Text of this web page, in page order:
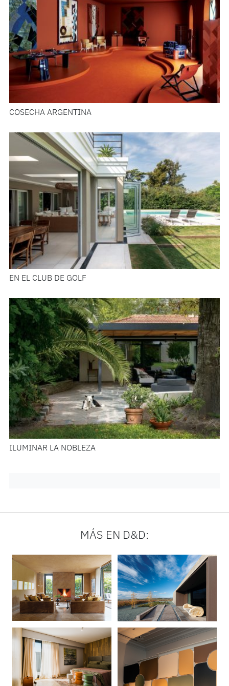
COSECHA ARGENTINA
EN EL CLUB DE GOLF
ILUMINAR LA NOBLEZA
MÁS EN D&D: